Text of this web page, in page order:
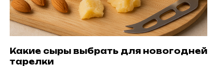
Какие сыры выбрать для новогодней
тарелки